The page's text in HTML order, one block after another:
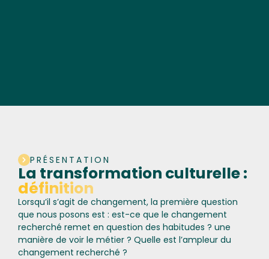
PRÉSENTATION
La transformation culturelle :
définition
Lorsqu’il s’agit de changement, la première question
que nous posons est : est-ce que le changement
recherché remet en question des habitudes ? une
manière de voir le métier ? Quelle est l’ampleur du
changement recherché ?